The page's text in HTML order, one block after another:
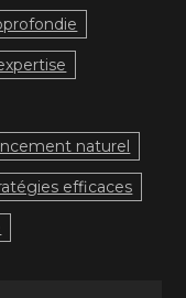
naturel
efficaces